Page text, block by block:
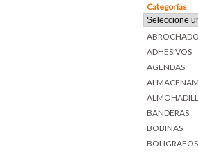
Categorías
ADHESIVOS
AGENDAS
BANDERAS
BOBINAS
BOLIGRAFOS